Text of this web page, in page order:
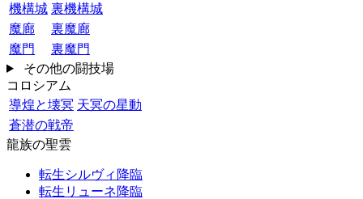
機構城 裏機構城
魔廊
裏魔廊
魔門
裏魔門
その他の闘技場
コロシアム
導煌と壊冥 天冥の星動
蒼潜の戦帝
龍族の聖雲
転生シルヴィ降臨
転生リューネ降臨